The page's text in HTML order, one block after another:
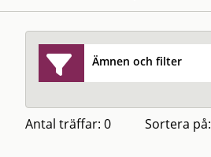
Ämnen och filter
Antal träffar: 0 Sortera på: